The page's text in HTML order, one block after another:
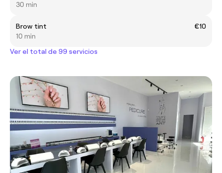
30 min
Brow tint
€10
10 min
Ver el total de 99 servicios